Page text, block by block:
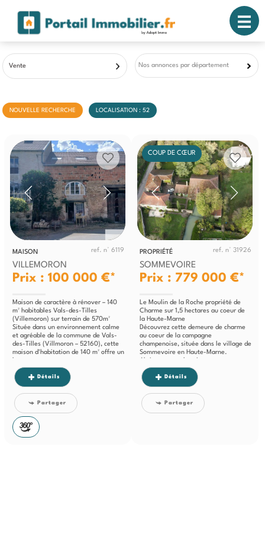
Vente Nos annonces par département
NOUVELLE RECHERCHE LOCALISATION : 52
MAISON ref. n° 6119
VILLEMORON
Prix : 100 000 €*
Maison de caractère à rénover – 140
m² habitables Vals-des-Tilles
(Villemoron) sur terrain de 570m²
Située dans un environnement calme
et agréable de la commune de Vals-
des-Tilles (Villmoron – 52160), cette
maison d'habitation de 140 m² offre un
Détails
Partager
COUP DE CŒUR
PROPRIÉTÉ ref. n° 31926
SOMMEVOIRE
Prix : 779 000 €*
Le Moulin de la Roche propriété de
Charme sur 1,5 hectares au coeur de
la Haute-Marne
Découvrez cette demeure de charme
au coeur de la campagne
champenoise, située dans le village de
Sommevoire en Haute-Marne.
Détails
Partager